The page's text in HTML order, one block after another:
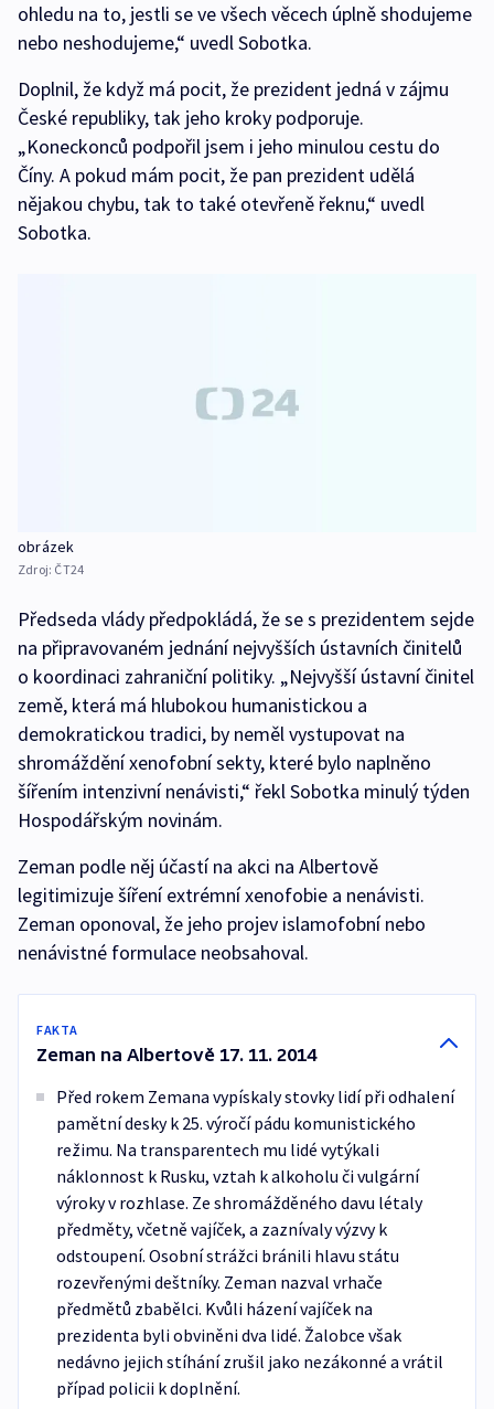
ohledu na to, jestli se ve všech věcech úplně shodujeme
nebo neshodujeme,“ uvedl Sobotka.
Doplnil, že když má pocit, že prezident jedná v zájmu
České republiky, tak jeho kroky podporuje.
„Koneckonců podpořil jsem i jeho minulou cestu do
Číny. A pokud mám pocit, že pan prezident udělá
nějakou chybu, tak to také otevřeně řeknu,“ uvedl
Sobotka.
obrázek
Zdroj: ČT24
Předseda vlády předpokládá, že se s prezidentem sejde
na připravovaném jednání nejvyšších ústavních činitelů
o koordinaci zahraniční politiky. „Nejvyšší ústavní činitel
země, která má hlubokou humanistickou a
demokratickou tradici, by neměl vystupovat na
shromáždění xenofobní sekty, které bylo naplněno
šířením intenzivní nenávisti,“ řekl Sobotka minulý týden
Hospodářským novinám.
Zeman podle něj účastí na akci na Albertově
legitimizuje šíření extrémní xenofobie a nenávisti.
Zeman oponoval, že jeho projev islamofobní nebo
nenávistné formulace neobsahoval.
FAKTA
Zeman na Albertově 17. 11. 2014
Před rokem Zemana vypískaly stovky lidí při odhalení
pamětní desky k 25. výročí pádu komunistického
režimu. Na transparentech mu lidé vytýkali
náklonnost k Rusku, vztah k alkoholu či vulgární
výroky v rozhlase. Ze shromážděného davu létaly
předměty, včetně vajíček, a zaznívaly výzvy k
odstoupení. Osobní strážci bránili hlavu státu
rozevřenými deštníky. Zeman nazval vrhače
předmětů zbabělci. Kvůli házení vajíček na
prezidenta byli obviněni dva lidé. Žalobce však
nedávno jejich stíhání zrušil jako nezákonné a vrátil
případ policii k doplnění.